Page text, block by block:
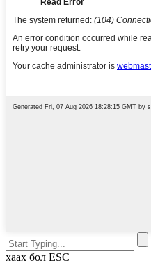
хаах бол ESC